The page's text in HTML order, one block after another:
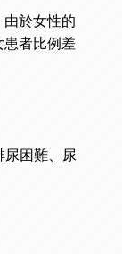
於女性的
者比例差
困難、尿